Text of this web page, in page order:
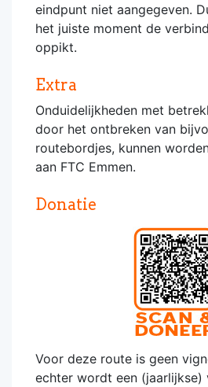
eindpunt niet aangegeven.
het juiste moment de
oppikt.
Extra
Onduidelijkheden met
door het ontbreken van
routebordjes, kunnen
aan FTC Emmen.
Donatie
Voor deze route is geen
echter wordt een